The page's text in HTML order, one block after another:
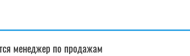
менеджер по продажам